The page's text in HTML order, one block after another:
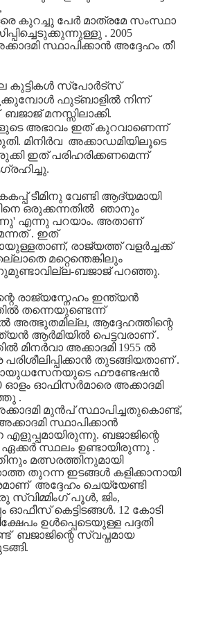
,
കുറച്ചു പേർ മാത്രമേ സംസ്ഥാ
. 2005
സ്ഥാപിക്കാൻ അദ്ദേഹം തീ
കുട്ടികൾ സ്പോർട്സ്
ഫുട്ബാളിൽ നിന്ന്
ബജാജ് മനസ്സിലാക്കി.
അഭാവം ഇത് കുറവാണെന്ന്
. മിനിർവ അക്കാഡമിയിലൂടെ
ഇത് പരിഹരിക്കണമെന്ന്
.
ടീമിനു വേണ്ടി ആദ്യമായി
ഒരുക്കന്നതിൽ ഞാനും
' എന്നു പറയാം. അതാണ്
. ഇത്
, രാജ്യത്ത് വളർച്ചക്ക്
മറ്റെന്തെങ്കിലും
-ബജാജ് പറഞ്ഞു.
രാജ്യസ്നേഹം ഇന്ത്യൻ
തന്നെയുണ്ടെന്ന്
അത്ഭുതമില്ല, ആദ്ദേഹത്തിന്റെ
ആർമിയിൽ പെട്ടവരാണ്.
മിനർവാ അക്കാദമി1955 ൽ
പരിശീലിപ്പിക്കാൻ തുടങ്ങിയതാണ്.
ഫൗണ്ടേഷൻ
ഓളം ഓഫിസർമാരെ അക്കാദമി
.
മുൻപ് സ്ഥാപിച്ചതുകൊണ്ട്,
സ്ഥാപിക്കാൻ
എളുപ്പമായിരുന്നു. ബജാജിന്റെ
ഏക്കർ സ്ഥലം ഉണ്ടായിരുന്നു .
മത്സരത്തിനുമായി
തുറന്ന ഇടങ്ങൾ കളിക്കാനായി
അദ്ദേഹം ചെയ്യേണ്ടി
സ്വിമ്മിംഗ് പൂൾ, ജിം,
ഓഫീസ് കെട്ടിടങ്ങൾ. 12 കോടി
ഉൾപ്പെടെയുള്ള പദ്ദതി
ബജാജിന്റെ സ്വപ്നമായ
.